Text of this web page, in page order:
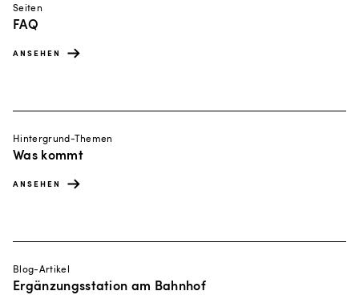
Seiten
FAQ
ANSEHEN
Hintergrund-Themen
Was kommt
ANSEHEN
Blog-Artikel
Ergänzungsstation am Bahnhof